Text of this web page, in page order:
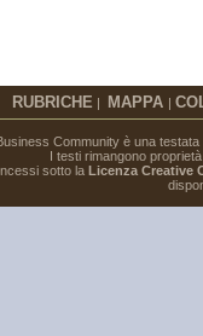
RUBRICHE | MAPPA |
Community è una
I testi rimangono
sotto la Licenza Creative